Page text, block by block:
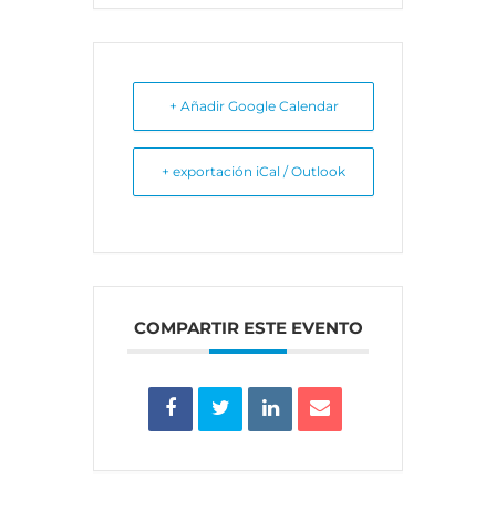
+ Añadir Google Calendar
+ exportación iCal / Outlook
COMPARTIR ESTE EVENTO